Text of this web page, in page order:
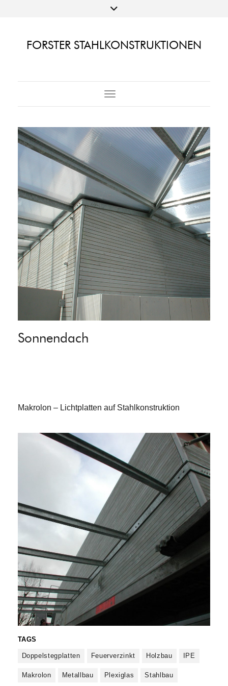
FORSTER STAHLKONSTRUKTIONEN
Toggle Navigation
Sonnendach
Makrolon – Lichtplatten auf Stahlkonstruktion
TAGS
Doppelstegplatten Feuerverzinkt Holzbau IPE
Makrolon Metallbau Plexiglas Stahlbau